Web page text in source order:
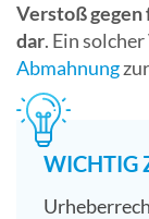
Verstoß
dar. Ein
Abmahnung
WICHTIG